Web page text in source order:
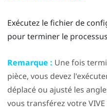
Exécutez le fichier de
pour terminer le
Remarque : Une fois
pièce, vous devez
déplacé ou ajusté les
vous transférez votreVIVE